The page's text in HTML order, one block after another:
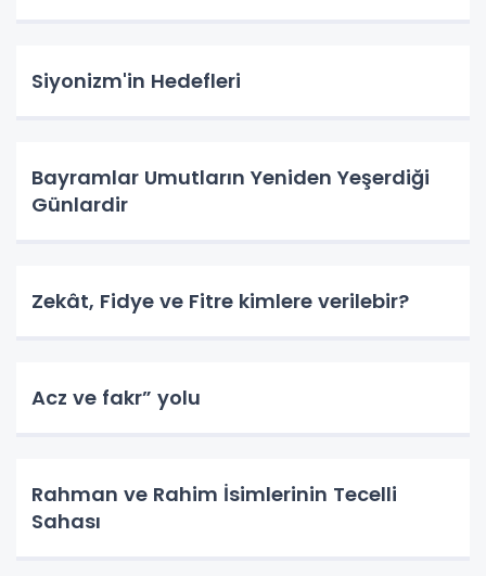
Siyonizm'in Hedefleri
Bayramlar Umutların Yeniden Yeşerdiği
Günlardir
Zekât, Fidye ve Fitre kimlere verilebir?
Acz ve fakr” yolu
Rahman ve Rahim İsimlerinin Tecelli
Sahası